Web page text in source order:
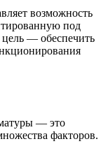
возможность
под
— обеспечить
— это
факторов.